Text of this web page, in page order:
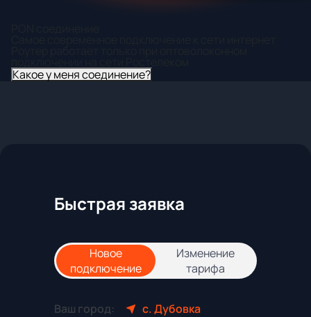
Какое у меня соединение?
Быстрая заявка
Новое
подключение
Изменение
тарифа
Ваш город: с. Дубовка